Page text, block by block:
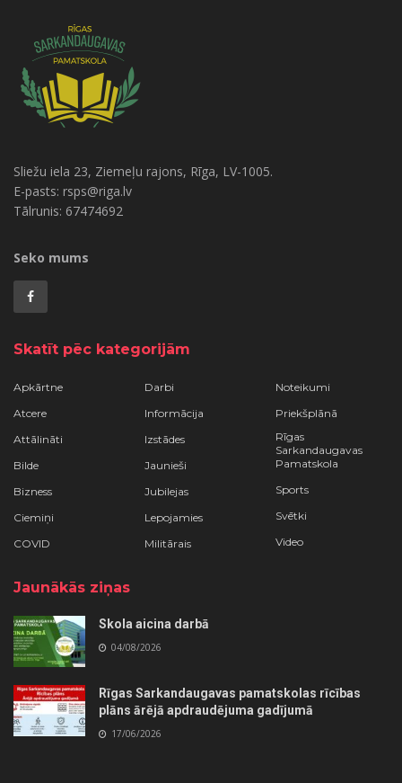
Sliežu iela 23, Ziemeļu rajons, Rīga, LV-1005.
E-pasts: rsps@riga.lv
Tālrunis: 67474692
Seko mums
Skatīt pēc kategorijām
Apkārtne
Atcere
Attālināti
Bilde
Bizness
Ciemiņi
COVID
Darbi
Informācija
Izstādes
Jaunieši
Jubilejas
Lepojamies
Militārais
Noteikumi
Priekšplānā
Rīgas
Sarkandaugavas
Pamatskola
Sports
Svētki
Video
Jaunākās ziņas
Skola aicina darbā
04/08/2026
Rīgas Sarkandaugavas pamatskolas rīcības
plāns ārējā apdraudējuma gadījumā
17/06/2026